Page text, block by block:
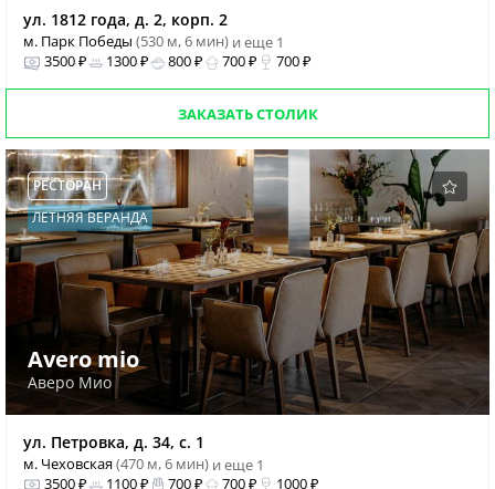
ул. 1812 года, д. 2, корп. 2
м. Парк Победы (530 м, 6 мин) и еще 1
3500 ₽
1300 ₽ 800 ₽ 700 ₽ 700 ₽
ЗАКАЗАТЬ СТОЛИК
РЕСТОРАН
ЛЕТНЯЯ ВЕРАНДА
Avero mio
Аверо Мио
ул. Петровка, д. 34, с. 1
м. Чеховская(470 м, 6 мин) и еще 1
3500 ₽
1100 ₽ 700 ₽ 700 ₽ 1000 ₽